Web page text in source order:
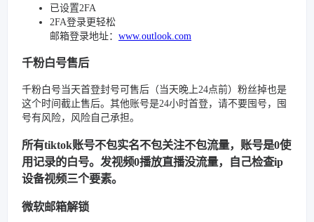
已设置2FA
2FA登录更轻松
邮箱登录地址： www.outlook.com
千粉白号售后
千粉白号当天首登封号可售后（当天晚上24点前）粉丝掉也是
这个时间截止售后。其他账号是24小时首登，请不要囤号，囤
号有风险，风险自己承担。
所有tiktok账号不包实名不包关注不包流量，账号是0使
用记录的白号。发视频0播放直播没流量，自己检查ip
设备视频三个要素。
微软邮箱解锁